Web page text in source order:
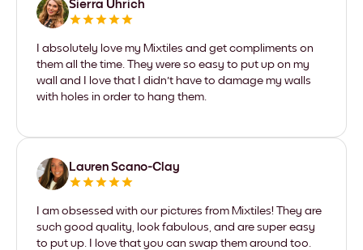
Sierra Uhrich
I absolutely love my Mixtiles and get compliments on
them all the time. They were so easy to put up on my
wall and I love that I didn't have to damage my walls
with holes in order to hang them.
Lauren Scano-Clay
I am obsessed with our pictures from Mixtiles! They are
such good quality, look fabulous, and are super easy
to put up. I love that you can swap them around too.